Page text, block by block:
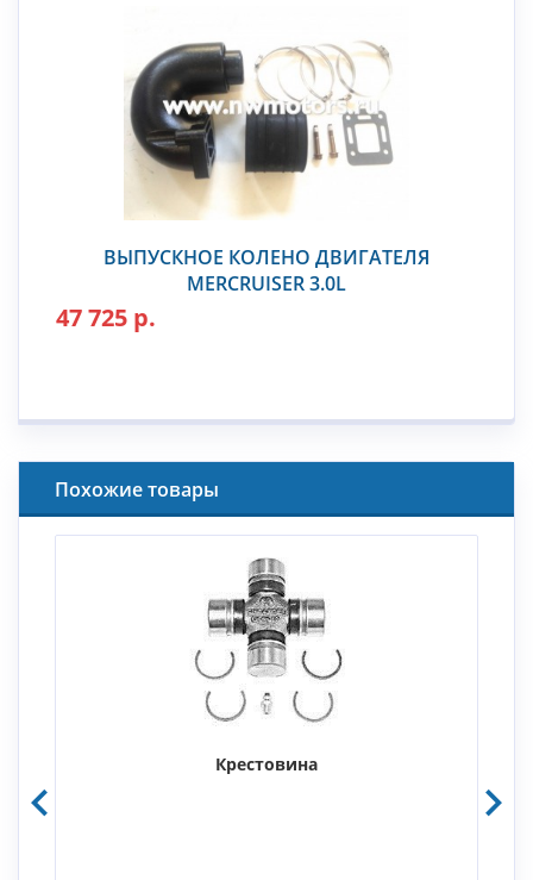
ВЫПУСКНОЕ КОЛЕНО ДВИГАТЕЛЯ
MERCRUISER 3.0L
47 725 р.
Похожие товары
Крестовина